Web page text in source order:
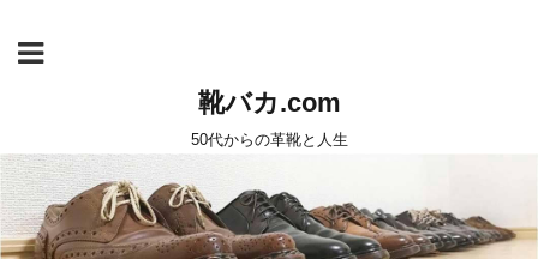
靴バカ.com
50代からの革靴と人生